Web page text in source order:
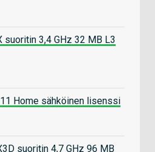
suoritin 3,4 GHz 32 MB L3
Home sähköinen lisenssi
suoritin 4,7 GHz 96 MB